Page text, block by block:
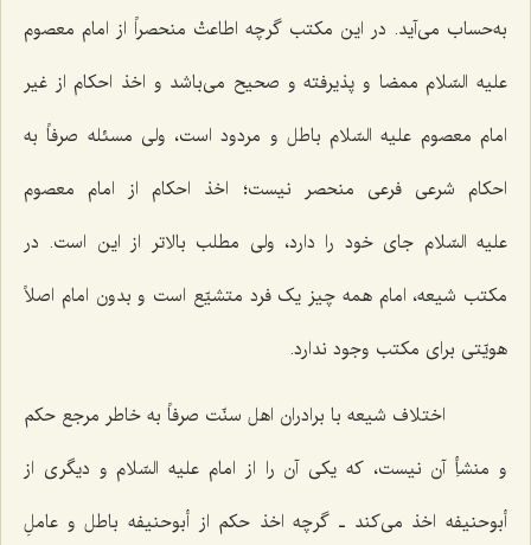
به‌حساب می‌آید. در این مکتب گرچه اطاعتْ منحصراً از امام معصوم
علیه السّلام ممضا و پذیرفته و صحیح می‌باشد و اخذ احکام از غیر
امام معصوم علیه السّلام باطل و مردود است، ولی مسئله صرفاً به
احکام شرعی فرعی منحصر نیست؛ اخذ احکام از امام معصوم
علیه السّلام جای خود را دارد، ولی مطلب بالاتر از این است. در
مکتب شیعه، امام همه چیز یک فرد متشیّع است و بدون امام اصلاً
هویّتی برای مکتب وجود ندارد.
اختلاف شیعه با برادران اهل سنّت صرفاً به خاطر مرجع حکم
و منشأِ آن نیست، که یکی آن را از امام علیه السّلام و دیگری از
أبوحنیفه اخذ می‌کند ـ گرچه اخذ حکم از أبوحنیفه باطل و عاملِ